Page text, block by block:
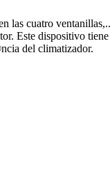
las cuatro
Este dispositivo
del climatizador.